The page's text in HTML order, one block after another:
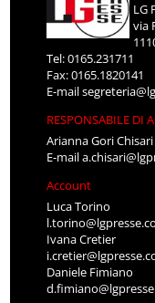
LG
via
Tel: 0165.231711
Fax: 0165.1820141
E-mail
RESPONSABILE DI
Arianna Gori Chisari
E-mail
Account
Luca Torino
Ivana Cretier
Daniele Fimiano